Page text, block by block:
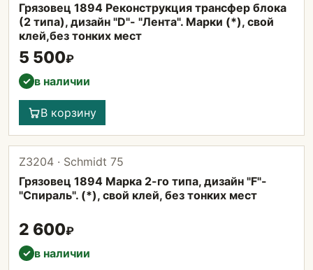
Грязовец 1894 Реконструкция трансфер блока
(2 типа), дизайн "D"- "Лента". Марки (*), свой
клей,без тонких мест
5 500₽
✓ в наличии
В корзину
Z3204 · Schmidt 75
Грязовец 1894 Марка 2-го типа, дизайн "F"-
"Спираль". (*), свой клей, без тонких мест
2 600₽
✓ в наличии